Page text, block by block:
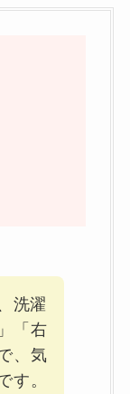
洗濯
「右
、気
す。